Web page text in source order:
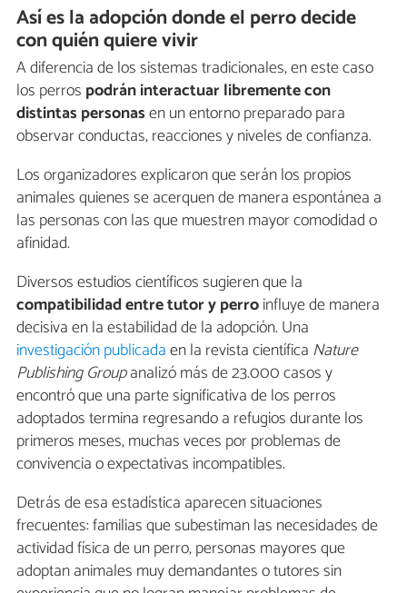
Así es la adopción donde el perro decide
con quién quiere vivir
A diferencia de los sistemas tradicionales, en este caso
los perros podrán interactuar libremente con
distintas personasen un entorno preparado para
observar conductas, reacciones y niveles de confianza.
Los organizadores explicaron que serán los propios
animales quienes se acerquen de manera espontánea a
las personas con las que muestren mayor comodidad o
afinidad.
Diversos estudios científicos sugieren que la
compatibilidad entre tutor y perroinfluye de manera
decisiva en la estabilidad de la adopción. Una
investigación publicadaen la revista científica Nature
Publishing Groupanalizó más de 23.000 casos y
encontró que una parte significativa de los perros
adoptados termina regresando a refugios durante los
primeros meses, muchas veces por problemas de
convivencia o expectativas incompatibles.
Detrás de esa estadística aparecen situaciones
frecuentes: familias que subestiman las necesidades de
actividad física de un perro, personas mayores que
adoptan animales muy demandantes o tutores sin